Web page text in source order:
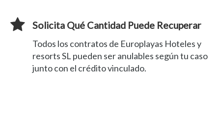
Solicita Qué Cantidad Puede Recuperar
Todos los contratos de Europlayas Hoteles y
resorts SL pueden ser anulables según tu caso
junto con el crédito vinculado.